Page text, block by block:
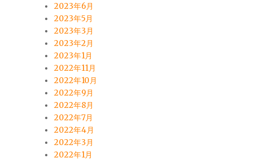
2023年6月
2023年5月
2023年3月
2023年2月
2023年1月
2022年11月
2022年10月
2022年9月
2022年8月
2022年7月
2022年4月
2022年3月
2022年1月